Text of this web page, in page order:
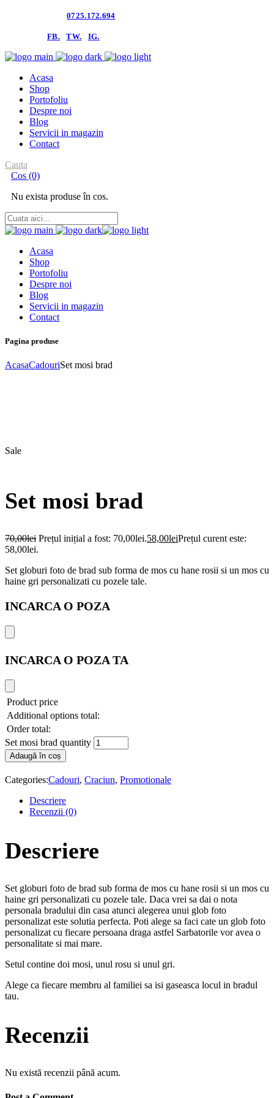
0725.172.694
FB. TW. IG.
Acasa
Shop
Portofoliu
Despre noi
Blog
Servicii in magazin
Contact
Cauta
Cos (0)
Nu exista produse în cos.
Acasa
Shop
Portofoliu
Despre noi
Blog
Servicii in magazin
Contact
Pagina produse
AcasaCadouriSet mosi brad
Sale
Set mosi brad
70,00lei Prețul inițial a fost: 70,00lei.58,00leiPrețul curent este:
58,00lei.
Set globuri foto de brad sub forma de mos cu hane rosii si un mos cu
haine gri personalizati cu pozele tale.
INCARCA O POZA
INCARCA O POZA TA
Product price
Additional options total:
Order total:
Set mosi brad quantity
Adaugă în coș
Categories:Cadouri, Craciun, Promotionale
Descriere
Recenzii (0)
Descriere
Set globuri foto de brad sub forma de mos cu hane rosii si un mos cu
haine gri personalizati cu pozele tale. Daca vrei sa dai o nota
personala bradului din casa atunci alegerea unui glob foto
personalizat este solutia perfecta. Poti alege sa faci cate un glob foto
personalizat cu fiecare persoana draga astfel Sarbatorile vor avea o
personalitate si mai mare.
Setul contine doi mosi, unul rosu si unul gri.
Alege ca fiecare membru al familiei sa isi gaseasca locul in bradul
tau.
Recenzii
Nu există recenzii până acum.